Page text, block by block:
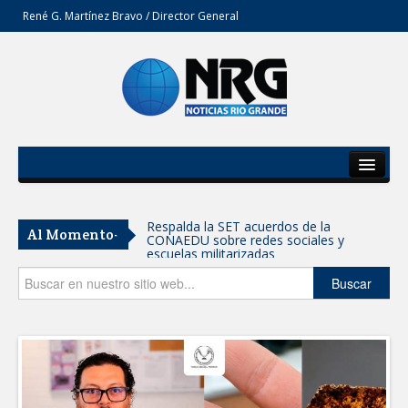
René G. Martínez Bravo / Director General
Del Estado
Secciones
Opinión
Al Momento- Respalda la SET acuerdos de la
CONAEDU sobre redes sociales y
escuelas militarizadas
AVANZAN TRABAJOS DE
MANTIENE EL RITMO DE LAS OBRAS
PRIORITARIAS
Atendió Protección Civil de Reynosa
reportes ante lluvias
Buscar